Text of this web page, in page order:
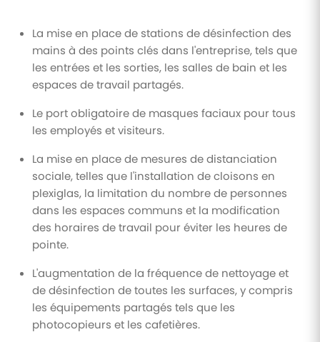
La mise en place de stations de désinfection des
mains à des points clés dans l'entreprise, tels que
les entrées et les sorties, les salles de bain et les
espaces de travail partagés.
Le port obligatoire de masques faciaux pour tous
les employés et visiteurs.
La mise en place de mesures de distanciation
sociale, telles que l'installation de cloisons en
plexiglas, la limitation du nombre de personnes
dans les espaces communs et la modification
des horaires de travail pour éviter les heures de
pointe.
L'augmentation de la fréquence de nettoyage et
de désinfection de toutes les surfaces, y compris
les équipements partagés tels que les
photocopieurs et les cafetières.